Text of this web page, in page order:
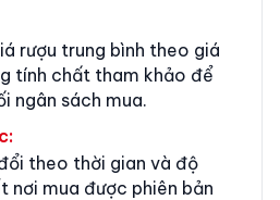
rượu trung bình theo giá
tính chất tham khảo để
ngân sách mua.
theo thời gian và độ
nơi mua được phiên bản